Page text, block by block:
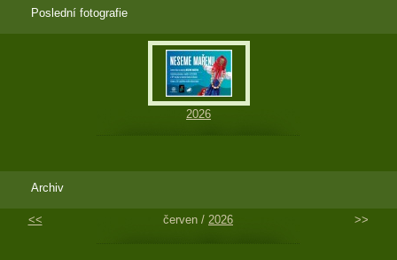
Poslední fotografie
2026
Archiv
<< červen / 2026 >>